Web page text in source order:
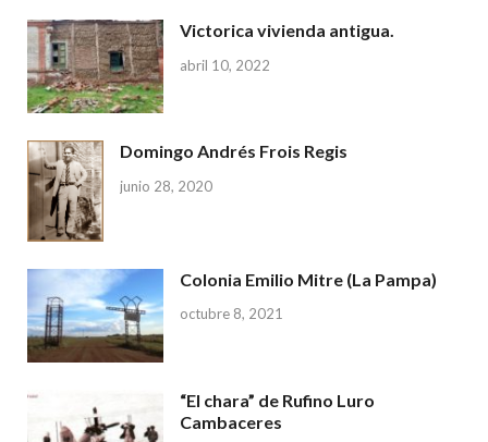
Victorica vivienda antigua.
abril 10, 2022
Domingo Andrés Frois Regis
junio 28, 2020
Colonia Emilio Mitre (La Pampa)
octubre 8, 2021
“El chara” de Rufino Luro
Cambaceres